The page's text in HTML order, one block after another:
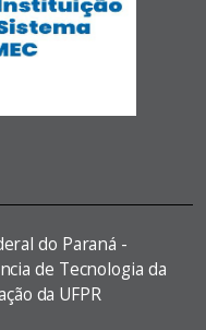
do Paraná -
de Tecnologia da
da UFPR